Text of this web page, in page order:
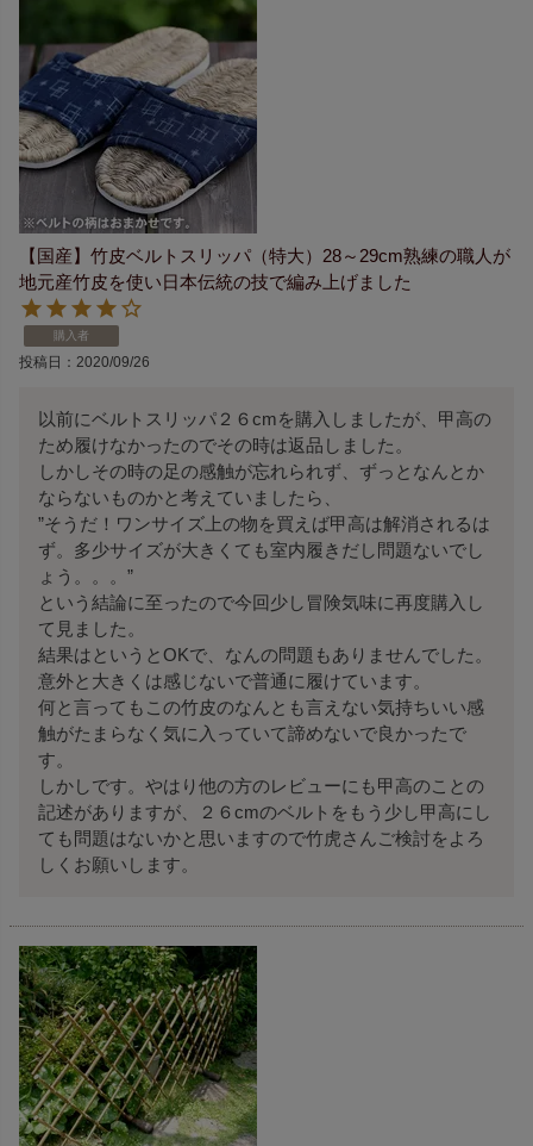
【国産】竹皮ベルトスリッパ（特大）28～29cm熟練の職人が
地元産竹皮を使い日本伝統の技で編み上げました
購入者
投稿日 2020/09/26
以前にベルトスリッパ２６cmを購入しましたが、甲高の
ため履けなかったのでその時は返品しました。
しかしその時の足の感触が忘れられず、ずっとなんとか
ならないものかと考えていましたら、
”そうだ！ワンサイズ上の物を買えば甲高は解消されるは
ず。多少サイズが大きくても室内履きだし問題ないでし
ょう。。。”
という結論に至ったので今回少し冒険気味に再度購入し
て見ました。
結果はというとOKで、なんの問題もありませんでした。
意外と大きくは感じないで普通に履けています。
何と言ってもこの竹皮のなんとも言えない気持ちいい感
触がたまらなく気に入っていて諦めないで良かったで
す。
しかしです。やはり他の方のレビューにも甲高のことの
記述がありますが、２６cmのベルトをもう少し甲高にし
ても問題はないかと思いますので竹虎さんご検討をよろ
しくお願いします。